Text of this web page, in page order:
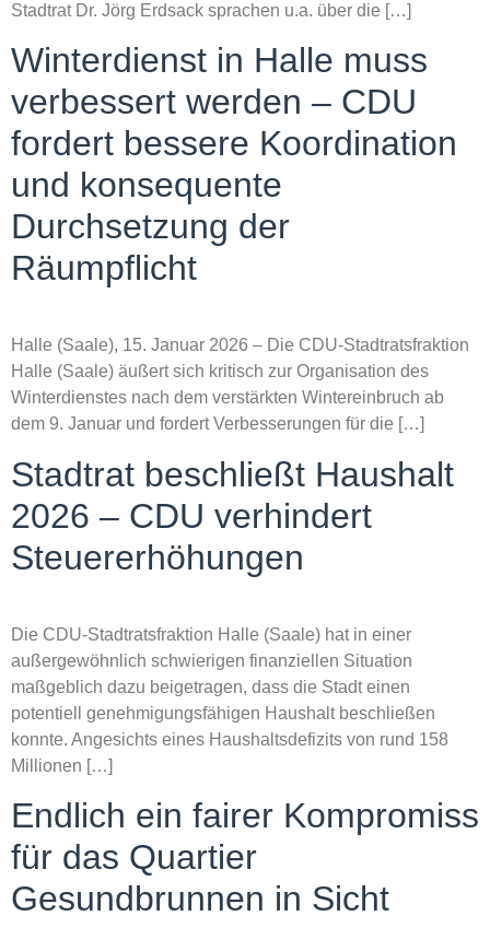
Stadtrat Dr. Jörg Erdsack sprachen u.a. über die […]
Winterdienst in Halle muss
verbessert werden – CDU
fordert bessere Koordination
und konsequente
Durchsetzung der
Räumpflicht
Halle (Saale), 15. Januar 2026 – Die CDU-Stadtratsfraktion
Halle (Saale) äußert sich kritisch zur Organisation des
Winterdienstes nach dem verstärkten Wintereinbruch ab
dem 9. Januar und fordert Verbesserungen für die […]
Stadtrat beschließt Haushalt
2026 – CDU verhindert
Steuererhöhungen
Die CDU-Stadtratsfraktion Halle (Saale) hat in einer
außergewöhnlich schwierigen finanziellen Situation
maßgeblich dazu beigetragen, dass die Stadt einen
potentiell genehmigungsfähigen Haushalt beschließen
konnte. Angesichts eines Haushaltsdefizits von rund 158
Millionen […]
Endlich ein fairer Kompromiss
für das Quartier
Gesundbrunnen in Sicht